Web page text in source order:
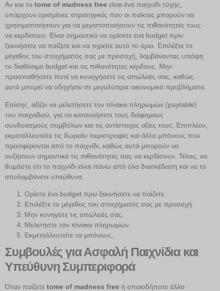
Αν και το tome of madness free είναι ένα παιχνίδι τύχης,
υπάρχουν ορισμένες στρατηγικές που οι παίκτες μπορούν να
χρησιμοποιήσουν για να μεγιστοποιήσουν τις πιθανότητές τους
να κερδίσουν. Είναι σημαντικό να ορίσετε ένα budget πριν
ξεκινήσετε να παίζετε και να τηρείτε αυτό το όριο. Επιλέξτε το
μέγεθος του στοιχήματός σας με προσοχή, λαμβάνοντας υπόψη
το διαθέσιμο budget και τις πιθανότητες κέρδους. Μην
προσπαθήσετε ποτέ να κυνηγήσετε τις απώλειές σας, καθώς
αυτό μπορεί να οδηγήσει σε μεγαλύτερα οικονομικά προβλήματα.
Επίσης, αξίζει να μελετήσετε τον πίνακα πληρωμών (paytable)
του παιχνιδιού, για να κατανοήσετε τους διάφορους
συνδυασμούς συμβόλων και τις αντίστοιχες αξίες τους. Επιπλέον,
εκμεταλλευτείτε τις δωρεάν περιστροφές και άλλα μπόνους που
προσφέρονται από το παιχνίδι, καθώς αυτά μπορούν να
αυξήσουν σημαντικά τις πιθανότητές σας να κερδίσουν. Τέλος, να
θυμάστε ότι το παιχνίδι είναι πάνω από όλα διασκέδαση και να το
απολαμβάνετε υπεύθυνα.
Ορίστε ένα budget πριν ξεκινήσετε να παίζετε.
Επιλέξτε το μέγεθος του στοιχήματός σας με προσοχή.
Μην κυνηγάτε τις απώλειές σας.
Μελετήστε τον πίνακα πληρωμών.
Εκμεταλλευτείτε τα μπόνους.
Συμβουλές για Ασφαλή Παιχνίδια και
Υπεύθυνη Συμπεριφορά
Όταν παίζετε tome of madness free ή οποιοδήποτε άλλο